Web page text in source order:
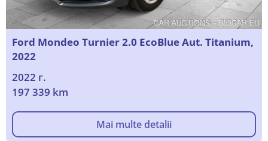
Ford Mondeo Turnier 2.0 EcoBlue Aut. Titanium,
2022
2022 г.
197 339 km
Mai multe detalii